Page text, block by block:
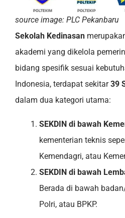
source image: PLC Pekanbaru
Sekolah Kedinasan
akademi yang dikelola
bidang spesifik sesuai
Indonesia, terdapat sekitar39
dalam dua kategori utama:
SEKDIN di bawah
kementerian teknis
Kemendagri, atau
SEKDIN di bawah
Berada di bawah
Polri, atau BPKP.